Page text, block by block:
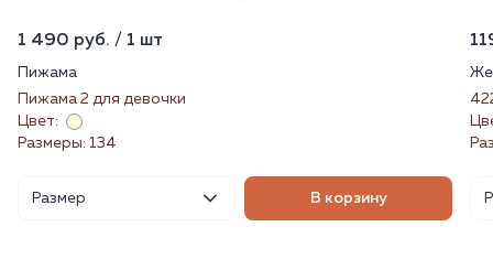
1 490 руб. / 1 шт
Пижама
Пижама 2 для девочки
Цвет:
Размеры: 134
Размер В корзину